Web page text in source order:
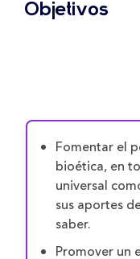
Objetivos
Fomentar el
bioética, en
universal
sus aportes
saber.
Promover un